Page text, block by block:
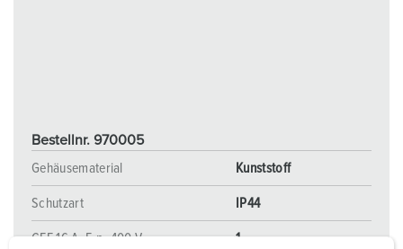
Bestellnr. 970005
Gehäusematerial
Kunststoff
Schutzart IP44
CEE 16 A, 5 p, 400 V 1